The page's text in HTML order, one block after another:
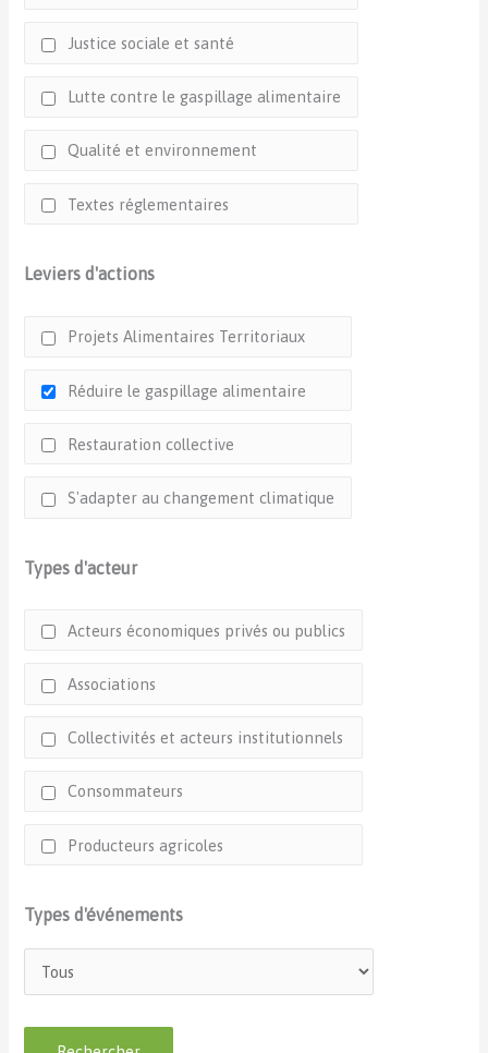
Justice sociale et santé
Lutte contre le gaspillage alimentaire
Qualité et environnement
Textes réglementaires
Leviers d'actions
Projets Alimentaires Territoriaux
Réduire le gaspillage alimentaire
Restauration collective
S'adapter au changement climatique
Types d'acteur
Acteurs économiques privés ou publics
Associations
Collectivités et acteurs institutionnels
Consommateurs
Producteurs agricoles
Types d'événements